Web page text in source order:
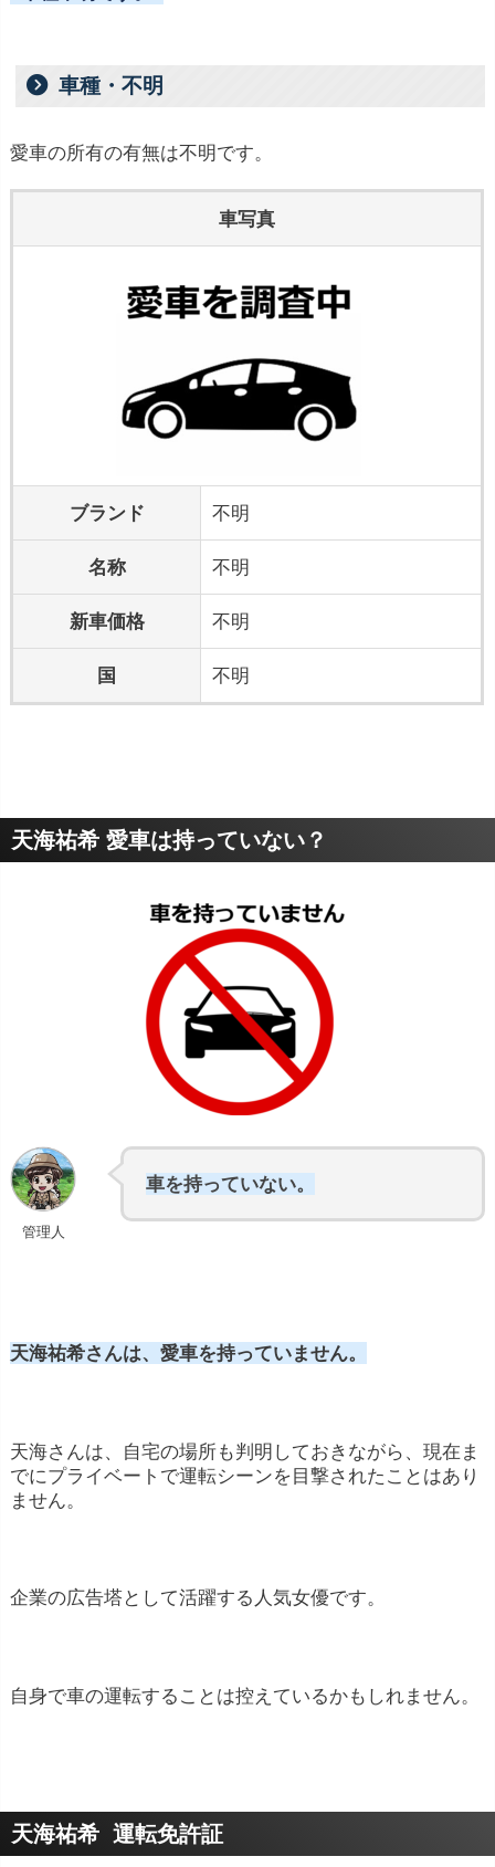
車種・不明
愛車の所有の有無は不明です。
車写真
ブランド 不明
名称 不明
新車価格 不明
国 不明
天海祐希 愛車は持っていない？
管理人
車を持っていない。
天海祐希さんは、愛車を持っていません。
天海さんは、自宅の場所も判明しておきながら、現在ま
でにプライベートで運転シーンを目撃されたことはあり
ません。
企業の広告塔として活躍する人気女優です。
自身で車の運転することは控えているかもしれません。
天海祐希 運転免許証